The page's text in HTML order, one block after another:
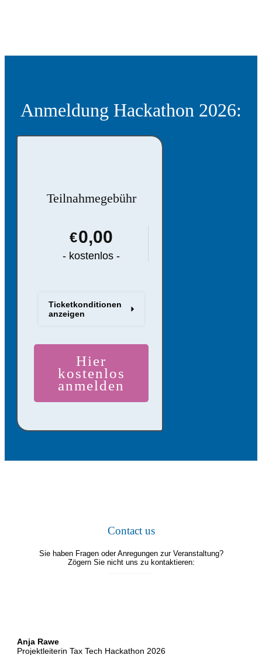
Anmeldung Hackathon 2026:
Teilnahmegebühr
€0,00
- kostenlos -
Ticketkonditionen
anzeigen
Hier
kostenlos
anmelden
Contact us
Sie haben Fragen oder Anregungen zur Veranstaltung?
Zögern Sie nicht uns zu kontaktieren:
Anja Rawe
Projektleiterin Tax Tech Hackathon 2026